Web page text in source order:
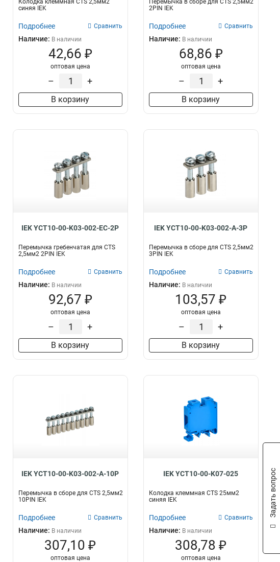
Колодка клеммная CTS 2,5мм2
синяя IEK
Подробнее Сравнить
Наличие: В наличии
42,66 ₽
оптовая цена
– +
В корзину
Перемычка в сборе для CTS 2,5мм2
2PIN IEK
Подробнее Сравнить
Наличие: В наличии
68,86 ₽
оптовая цена
– +
В корзину
IEK YCT10-00-K03-002-EC-2P
Перемычка гребенчатая для CTS
2,5мм2 2PIN IEK
Подробнее Сравнить
Наличие: В наличии
92,67 ₽
оптовая цена
– +
В корзину
IEK YCT10-00-K03-002-A-3P
Перемычка в сборе для CTS 2,5мм2
3PIN IEK
Подробнее Сравнить
Наличие: В наличии
103,57 ₽
оптовая цена
– +
В корзину
IEK YCT10-00-K03-002-A-10P
Перемычка в сборе для CTS 2,5мм2
10PIN IEK
Подробнее Сравнить
Наличие: В наличии
307,10 ₽
оптовая цена
IEK YCT10-00-K07-025
Колодка клеммная CTS 25мм2
синяя IEK
Подробнее Сравнить
Наличие: В наличии
308,78 ₽
оптовая цена
Задать вопрос